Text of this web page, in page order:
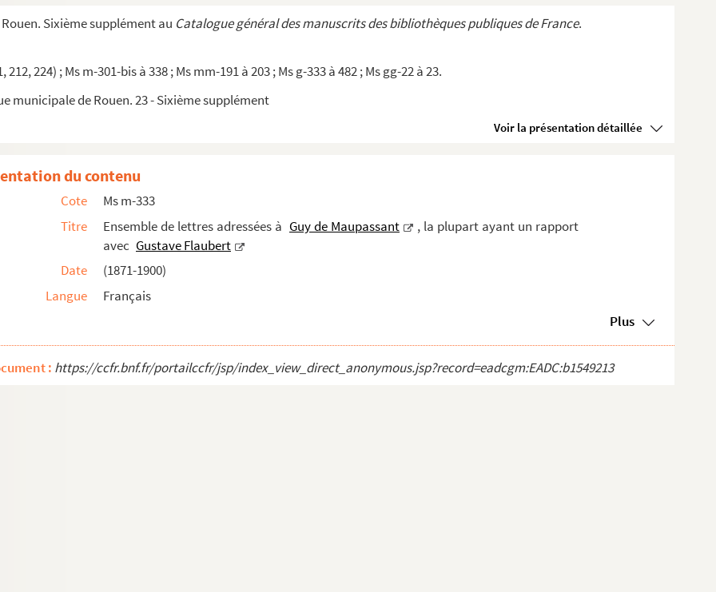
Sixième supplément au Catalogue général des manuscrits des bibliothèques publiques de France.
212, 224) ; Ms m-301-bis à 338 ; Ms mm-191 à 203 ; Ms g-333 à 482 ; Ms gg-22 à 23.
municipale de Rouen. 23 - Sixième supplément
Voir la présentation détaillée
Castagnary, Boisguillaume et Rouen.
Edmond Laporte. (Croisset)
musical autographes signés.
26 février 1860.
illustré par Henri Maigrot, dit Henriot, signé...
la plupart ayant un rapport avec Gustave Flaubert
à Lucien Descaves
à un souscripteur
Maupassant, provenant sans doute de la famille...
Propos d'un Normand.
(S.d.).
Maupassant
à la Comtesse Potocka
du contenu
Cote
Ms m-333
Titre
Ensemble de lettres adressées à Guy de Maupassant
, la plupart ayant un rapport
avec Gustave Flaubert
Date
(1871-1900)
Langue
Français
Plus
: https://ccfr.bnf.fr/portailccfr/jsp/index_view_direct_anonymous.jsp?record=eadcgm:EADC:b1549213